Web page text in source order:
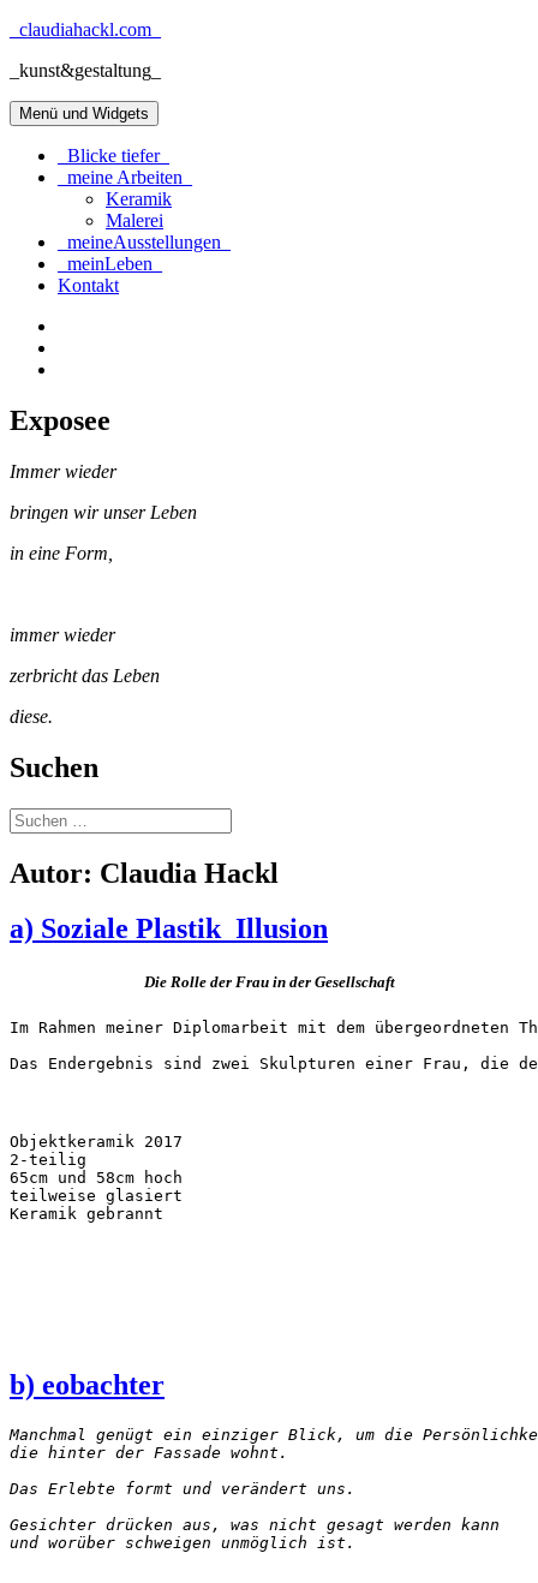
Zum
springen
_claudiahackl.com_
_kunst&gestaltung_
Menü und Widgets
_Blicke tiefer_
_meine Arbeiten_
Keramik
Malerei
_meineAusstellungen_
_meinLeben_
Kontakt
Exposee
Immer wieder
bringen wir unser Leben
in eine Form,
immer wieder
zerbricht das Leben
diese.
Suchen
Suchen
nach:
Autor: Claudia Hackl
a) Soziale Plastik_Illusion
Die Rolle der Frau in der Gesellschaft
Im Rahmen meiner Diplomarbeit mit dem
Das Endergebnis sind zwei Skulpturen einer Frau, die
Objektkeramik 2017
2-teilig
65cm und 58cm hoch
teilweise glasiert
Keramik gebrannt
b) eobachter
Manchmal genügt ein einziger Blick, um die
die hinter der Fassade wohnt.
Das Erlebte formt und verändert uns.
Gesichter drücken aus, was nicht gesagt werden kann
und worüber schweigen unmöglich ist.